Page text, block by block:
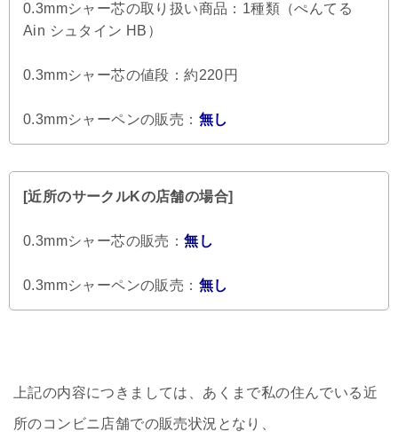
0.3mmシャー芯の取り扱い商品：1種類（ぺんてる
Ain シュタイン HB）
0.3mmシャー芯の値段：約220円
0.3mmシャーペンの販売： 無し
[近所のサークルKの店舗の場合]
0.3mmシャー芯の販売：無し
0.3mmシャーペンの販売： 無し
上記の内容につきましては、あくまで私の住んでいる近
所のコンビニ店舗での販売状況となり、